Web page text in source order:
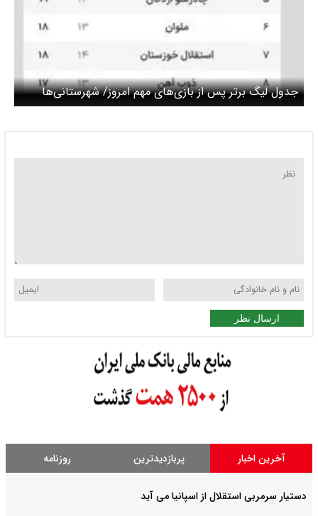
جدول لیگ برتر پس از بازی‌های مهم امروز/ شهرستانی‌ها
مدعی قهرمانی ماندند
ارسال نظر
آخرین اخبار پربازدیدترین روزنامه
دستیار سرمربی استقلال از اسپانیا می آید